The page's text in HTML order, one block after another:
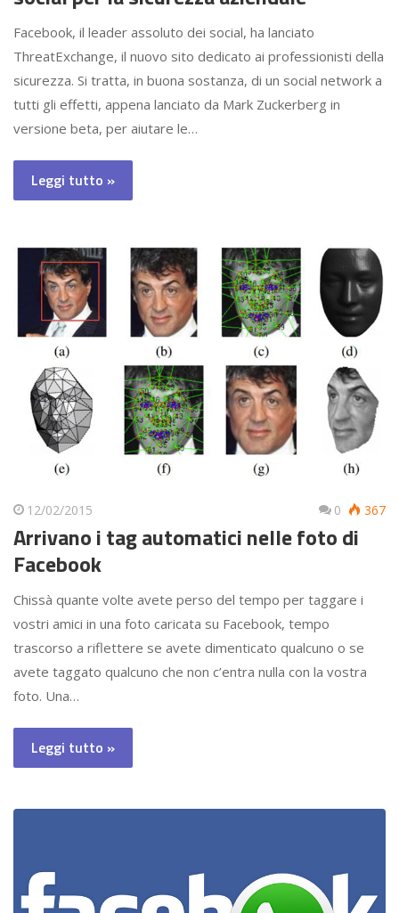
Facebook, il leader assoluto dei social, ha lanciato
ThreatExchange, il nuovo sito dedicato ai professionisti della
sicurezza. Si tratta, in buona sostanza, di un social network a
tutti gli effetti, appena lanciato da Mark Zuckerberg in
versione beta, per aiutare le…
Leggi tutto »
12/02/2015 0 367
Arrivano i tag automatici nelle foto di
Facebook
Chissà quante volte avete perso del tempo per taggare i
vostri amici in una foto caricata su Facebook, tempo
trascorso a riflettere se avete dimenticato qualcuno o se
avete taggato qualcuno che non c’entra nulla con la vostra
foto. Una…
Leggi tutto »